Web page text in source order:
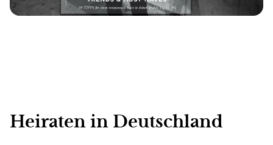
Heiraten in Deutschland